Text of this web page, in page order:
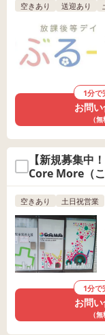
空きあり 送迎あり
1分で
お問
（無
【新規募集中
Core More（こ
空きあり 土日祝営業
1分で
お問
（無